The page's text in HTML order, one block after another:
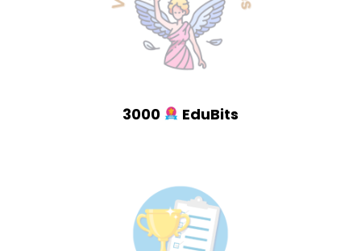
3000 EduBits